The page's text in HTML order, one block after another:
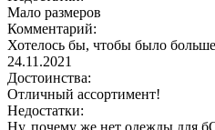
Мало размеров
Комментарий:
Хотелось бы, чтобы было
24.11.2021
Достоинства:
Отличный ассортимент!
Недостатки:
Ну, почему же нет одежды для